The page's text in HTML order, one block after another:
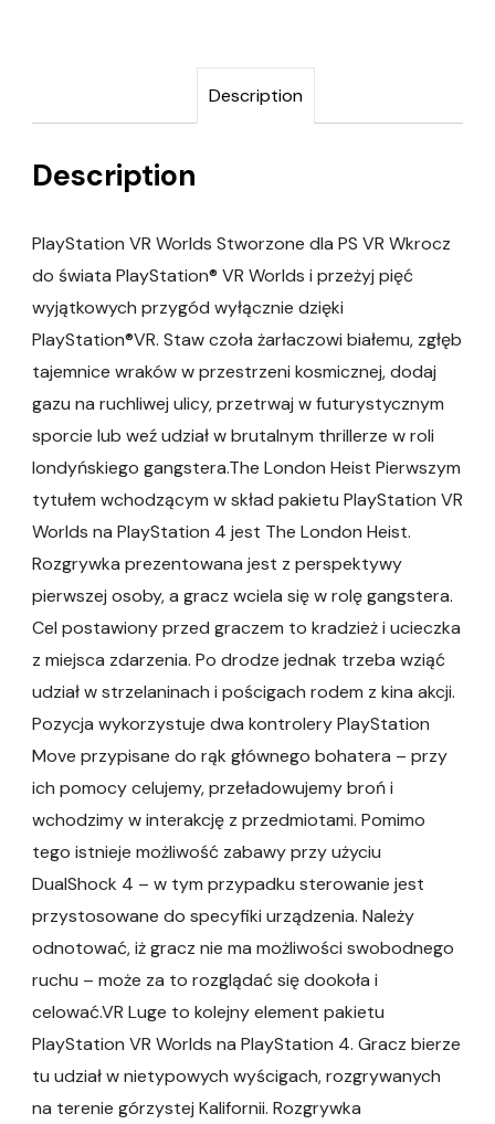
Description
Description
PlayStation VR Worlds Stworzone dla PS VR Wkrocz
do świata PlayStation® VR Worlds i przeżyj pięć
wyjątkowych przygód wyłącznie dzięki
PlayStation®VR. Staw czoła żarłaczowi białemu, zgłęb
tajemnice wraków w przestrzeni kosmicznej, dodaj
gazu na ruchliwej ulicy, przetrwaj w futurystycznym
sporcie lub weź udział w brutalnym thrillerze w roli
londyńskiego gangstera.The London Heist Pierwszym
tytułem wchodzącym w skład pakietu PlayStation VR
Worlds na PlayStation 4 jest The London Heist.
Rozgrywka prezentowana jest z perspektywy
pierwszej osoby, a gracz wciela się w rolę gangstera.
Cel postawiony przed graczem to kradzież i ucieczka
z miejsca zdarzenia. Po drodze jednak trzeba wziąć
udział w strzelaninach i pościgach rodem z kina akcji.
Pozycja wykorzystuje dwa kontrolery PlayStation
Move przypisane do rąk głównego bohatera – przy
ich pomocy celujemy, przeładowujemy broń i
wchodzimy w interakcję z przedmiotami. Pomimo
tego istnieje możliwość zabawy przy użyciu
DualShock 4 – w tym przypadku sterowanie jest
przystosowane do specyfiki urządzenia. Należy
odnotować, iż gracz nie ma możliwości swobodnego
ruchu – może za to rozglądać się dookoła i
celować.VR Luge to kolejny element pakietu
PlayStation VR Worlds na PlayStation 4. Gracz bierze
tu udział w nietypowych wyścigach, rozgrywanych
na terenie górzystej Kalifornii. Rozgrywka